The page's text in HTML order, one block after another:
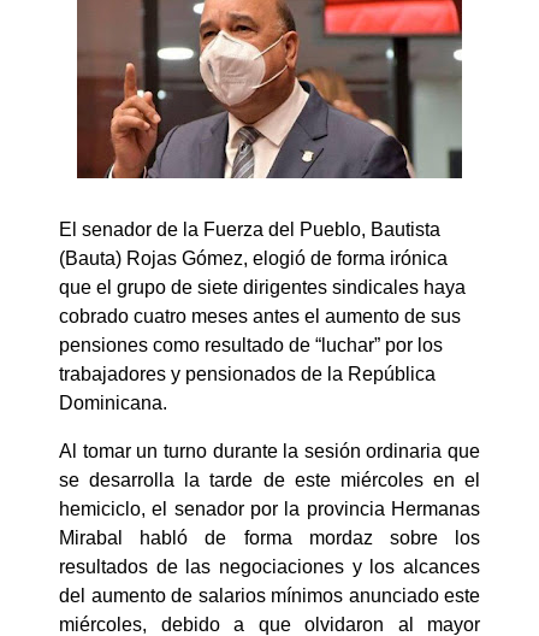
El senador de la Fuerza del Pueblo, Bautista
(Bauta) Rojas Gómez, elogió de forma irónica
que el grupo de siete dirigentes sindicales haya
cobrado cuatro meses antes el aumento de sus
pensiones como resultado de “luchar” por los
trabajadores y pensionados de la República
Dominicana.
Al tomar un turno durante la sesión ordinaria que
se desarrolla la tarde de este miércoles en el
hemiciclo, el senador por la provincia Hermanas
Mirabal habló de forma mordaz sobre los
resultados de las negociaciones y los alcances
del aumento de salarios mínimos anunciado este
miércoles, debido a que olvidaron al mayor